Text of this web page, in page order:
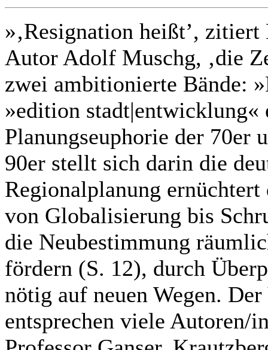
»‚Resignation heißt’,
Autor Adolf Muschg, ‚die
zwei ambitionierte Bände:
»edition stadt|entwicklung«
Planungseuphorie der 70er
90er stellt sich darin die
Regionalplanung ernüchtert
von Globalisierung bis
die Neubestimmung
fördern (S. 12), durch
nötig auf neuen Wegen.
entsprechen viele Autoren/